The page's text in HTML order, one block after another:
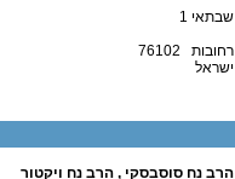
שבתאי 1
רחובות 76102
ישראל
הרב נח סוסבסקי , הרב נח ויקטור